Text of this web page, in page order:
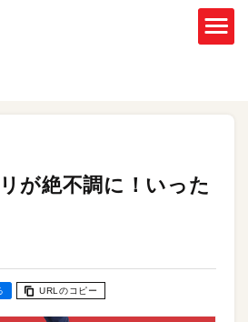
が絶不調に！いった
URLのコピー